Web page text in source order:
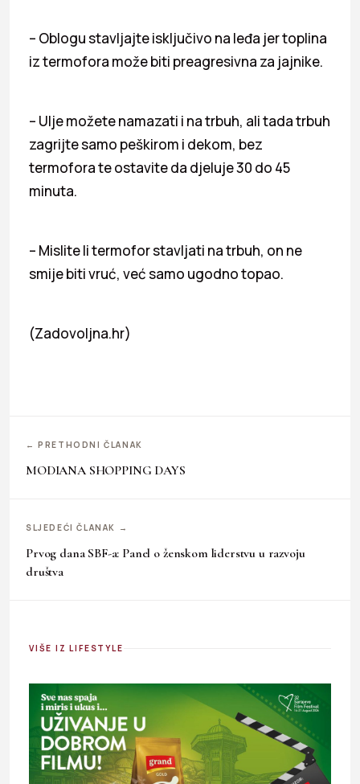
– Oblogu stavljajte isključivo na leđa jer toplina
iz termofora može biti preagresivna za jajnike.
– Ulje možete namazati i na trbuh, ali tada trbuh
zagrijte samo peškirom i dekom, bez
termofora te ostavite da djeluje 30 do 45
minuta.
– Mislite li termofor stavljati na trbuh, on ne
smije biti vruć, već samo ugodno topao.
(Zadovoljna.hr)
← PRETHODNI ČLANAK
MODIANA SHOPPING DAYS
SLJEDEĆI ČLANAK →
Prvog dana SBF-a: Panel o ženskom liderstvu u razvoju
društva
VIŠE IZ LIFESTYLE